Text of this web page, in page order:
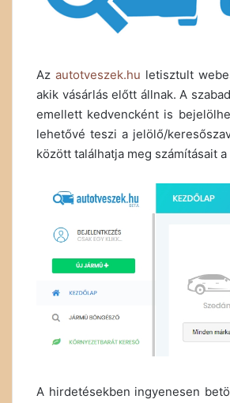
Az autotveszek.hu letisztult
akik vásárlás előtt állnak. A
emellett kedvencként is
lehetővé teszi a jelölő/
között találhatja meg számításait
A hirdetésekben ingyenesen